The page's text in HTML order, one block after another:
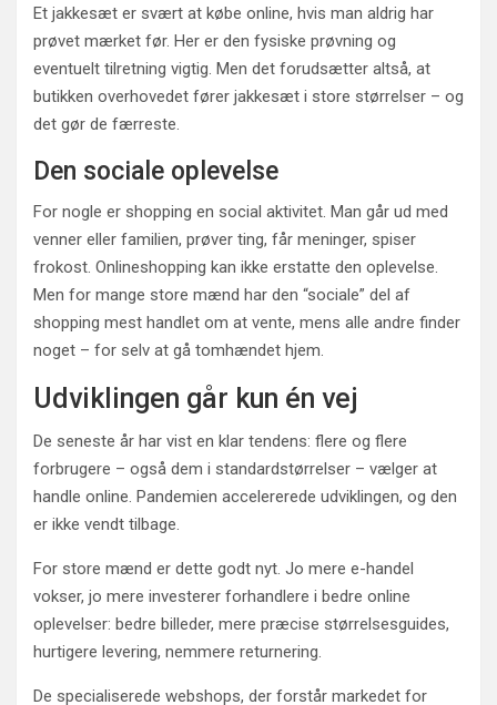
Et jakkesæt er svært at købe online, hvis man aldrig har
prøvet mærket før. Her er den fysiske prøvning og
eventuelt tilretning vigtig. Men det forudsætter altså, at
butikken overhovedet fører jakkesæt i store størrelser – og
det gør de færreste.
Den sociale oplevelse
For nogle er shopping en social aktivitet. Man går ud med
venner eller familien, prøver ting, får meninger, spiser
frokost. Onlineshopping kan ikke erstatte den oplevelse.
Men for mange store mænd har den “sociale” del af
shopping mest handlet om at vente, mens alle andre finder
noget – for selv at gå tomhændet hjem.
Udviklingen går kun én vej
De seneste år har vist en klar tendens: flere og flere
forbrugere – også dem i standardstørrelser – vælger at
handle online. Pandemien accelererede udviklingen, og den
er ikke vendt tilbage.
For store mænd er dette godt nyt. Jo mere e-handel
vokser, jo mere investerer forhandlere i bedre online
oplevelser: bedre billeder, mere præcise størrelsesguides,
hurtigere levering, nemmere returnering.
De specialiserede webshops, der forstår markedet for